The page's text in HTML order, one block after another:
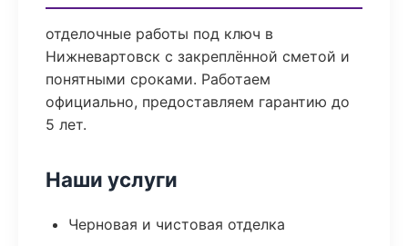
отделочные работы под ключ в
Нижневартовск с закреплённой сметой и
понятными сроками. Работаем
официально, предоставляем гарантию до
5 лет.
Наши услуги
Черновая и чистовая отделка